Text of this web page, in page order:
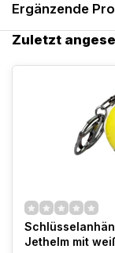
Ergänzende
Zuletzt
Jethelm mit